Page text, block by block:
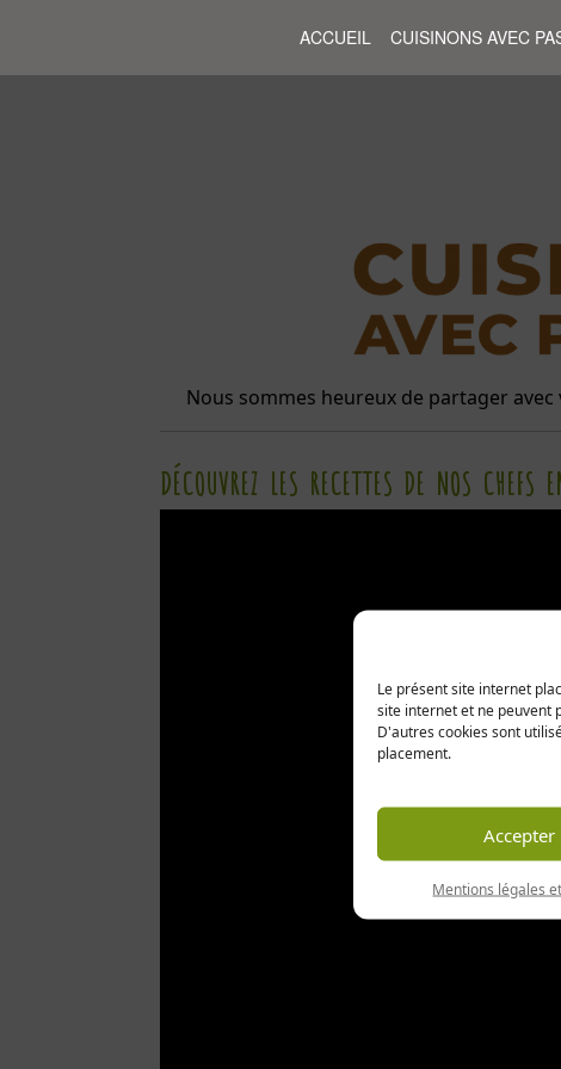
Le présent site internet
site internet et ne peuvent
D'autres cookies sont
placement.
Accepter
Mentions légales
ACCUEIL CUISINONS AVEC
Nous sommes heureux de partager
DÉCOUVREZ LES RECETTES DE NOS CHEFS